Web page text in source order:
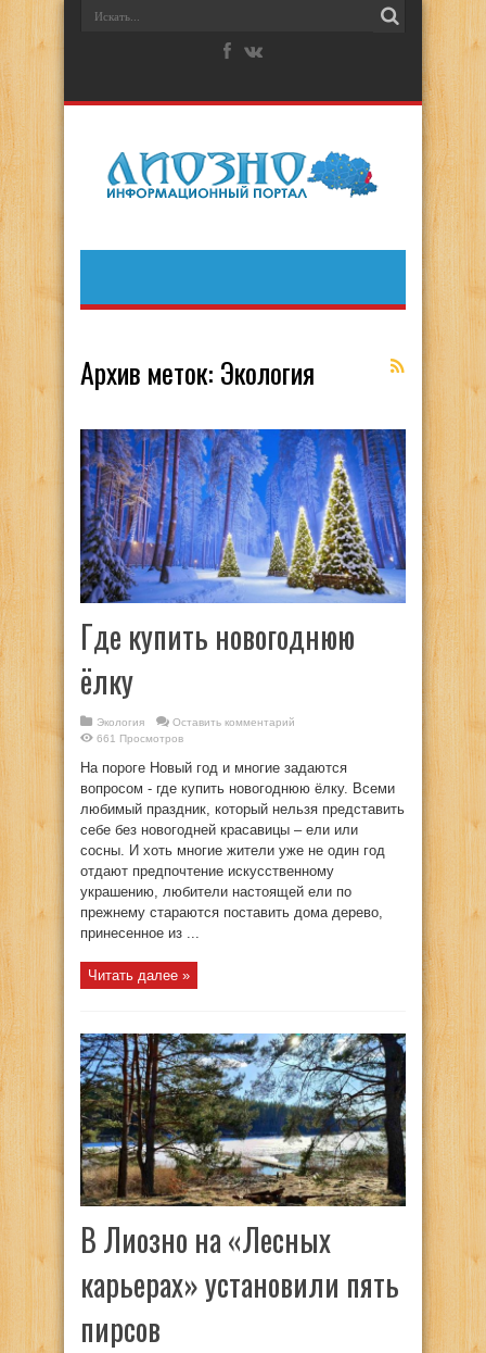
Архив меток: Экология
Где купить новогоднюю
ёлку
Экология
Оставить комментарий
661 Просмотров
На пороге Новый год и многие задаются
вопросом - где купить новогоднюю ёлку. Всеми
любимый праздник, который нельзя представить
себе без новогодней красавицы – ели или
сосны. И хоть многие жители уже не один год
отдают предпочтение искусственному
украшению, любители настоящей ели по
прежнему стараются поставить дома дерево,
принесенное из ...
Читать далее »
В Лиозно на «Лесных
карьерах» установили пять
пирсов